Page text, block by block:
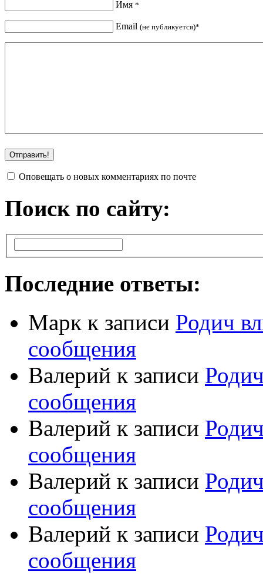
Имя *
Email (не публикуется)*
Оповещать о новых комментариях по почте
Поиск по сайту:
Последние ответы:
Марк к записи Родич
сообщения
Валерий к записи
сообщения
Валерий к записи
сообщения
Валерий к записи
сообщения
Валерий к записи
сообщения